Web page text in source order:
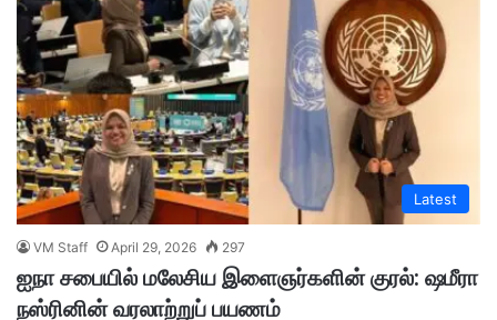
Latest
VM Staff April 29, 2026 297
ஐநா சபையில் மலேசிய இளைஞர்களின் குரல்: ஷமீரா
நஸ்ரினின் வரலாற்றுப் பயணம்